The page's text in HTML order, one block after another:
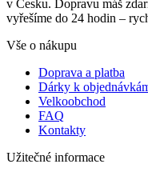
v Česku. Dopravu máš
vyřešíme do 24 hodin –
Vše o nákupu
Doprava a platba
Dárky k
Velkoobchod
FAQ
Kontakty
Užitečné informace